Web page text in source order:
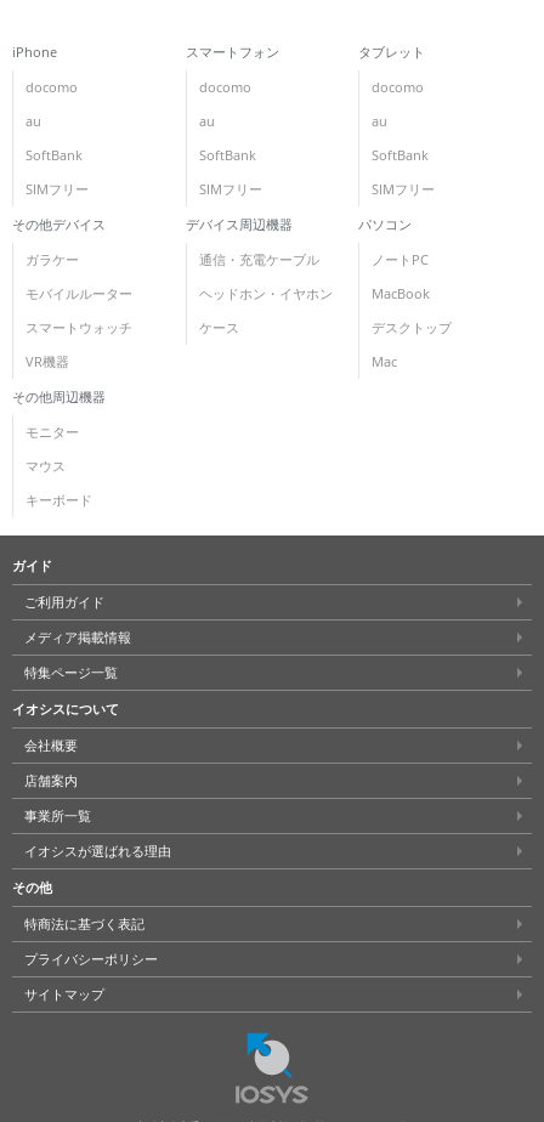
iPhone
docomo
au
SoftBank
SIMフリー
スマートフォン
docomo
au
SoftBank
SIMフリー
タブレット
docomo
au
SoftBank
SIMフリー
その他デバイス
ガラケー
モバイルルーター
スマートウォッチ
VR機器
デバイス周辺機器
通信・充電ケーブル
ヘッドホン・イヤホン
ケース
パソコン
ノートPC
MacBook
デスクトップ
Mac
その他周辺機器
モニター
マウス
キーボード
ガイド
ご利用ガイド
メディア掲載情報
特集ページ一覧
イオシスについて
会社概要
店舗案内
事業所一覧
イオシスが選ばれる理由
その他
特商法に基づく表記
プライバシーポリシー
サイトマップ